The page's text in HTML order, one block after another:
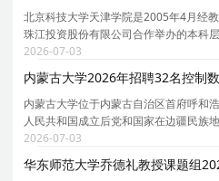
北京科技大学天津学院是2005年4月经
珠江投资股份有限公司合作举办的本科
批接受教育部规范工作验收的三所独立
京津新城，占地1297.73亩，建筑面积
2026-07-03
内蒙古大学位于内蒙古自治区首府呼和
人民共和国成立后党和国家在边疆民族
创办于1957年，时任国务院副总理、自
于1962年招收研究生，1978年被确定为
2026-07-03
华东师范大学乔德礼教授课题组